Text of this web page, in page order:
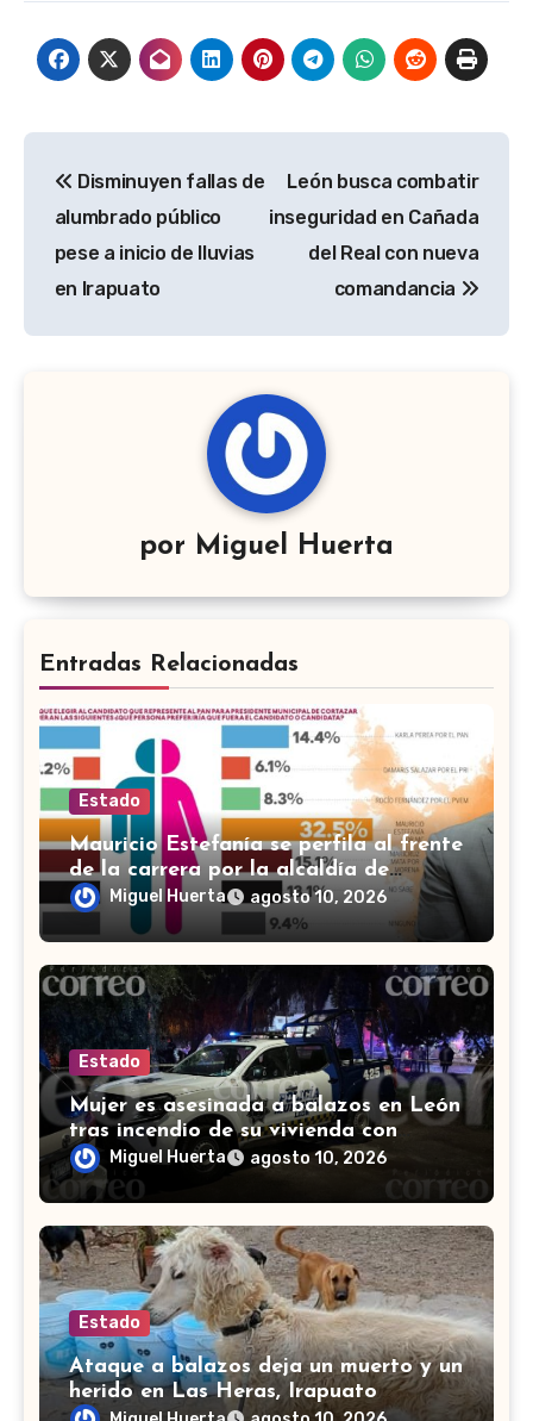
de
entradas
Disminuyen fallas de
alumbrado público
pese a inicio de lluvias
en Irapuato
León busca combatir
inseguridad en Cañada
del Real con nueva
comandancia
por Miguel Huerta
Entradas Relacionadas
Estado
Mauricio Estefanía se perfila al frente
de la carrera por la alcaldía de
Cortazar
Miguel Huerta agosto 10, 2026
Estado
Mujer es asesinada a balazos en León
tras incendio de su vivienda con
bombas molotov
Miguel Huerta agosto 10, 2026
Estado
Ataque a balazos deja un muerto y un
herido en Las Heras, Irapuato